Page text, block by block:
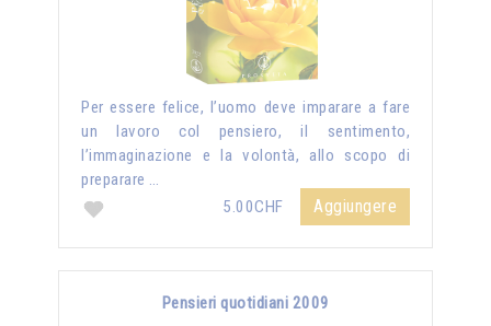
Per essere felice, l’uomo deve imparare a fare
un lavoro col pensiero, il sentimento,
l’immaginazione e la volontà, allo scopo di
preparare …
5.00CHF
Aggiungere
Pensieri quotidiani 2009